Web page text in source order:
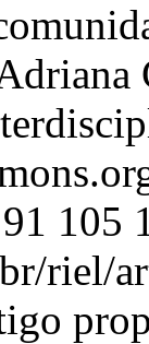
91 105
riel/